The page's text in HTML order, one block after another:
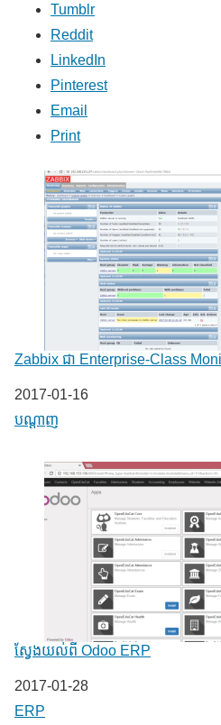
Tumblr
Reddit
LinkedIn
Pinterest
Email
Print
Zabbix ជា Enterprise-Class
Date
2017-01-16
In relation to
បណ្តាញ
ស្វែងយល់ពី Odoo ERP
Date
2017-01-28
In relation to
ERP